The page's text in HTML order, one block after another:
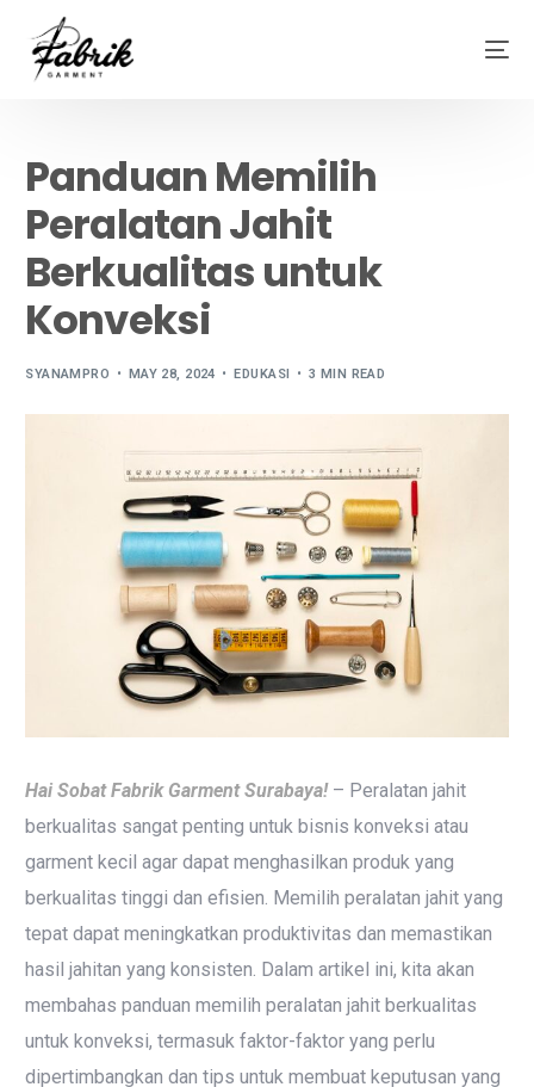
Panduan Memilih
Peralatan Jahit
Berkualitas untuk
Konveksi
SYANAMPRO MAY 28, 2024 EDUKASI 3 MIN READ
Hai Sobat Fabrik Garment Surabaya!– Peralatan jahit
berkualitas sangat penting untuk bisnis konveksi atau
garment kecil agar dapat menghasilkan produk yang
berkualitas tinggi dan efisien. Memilih peralatan jahit yang
tepat dapat meningkatkan produktivitas dan memastikan
hasil jahitan yang konsisten. Dalam artikel ini, kita akan
membahas panduan memilih peralatan jahit berkualitas
untuk konveksi, termasuk faktor-faktor yang perlu
dipertimbangkan dan tips untuk membuat keputusan yang